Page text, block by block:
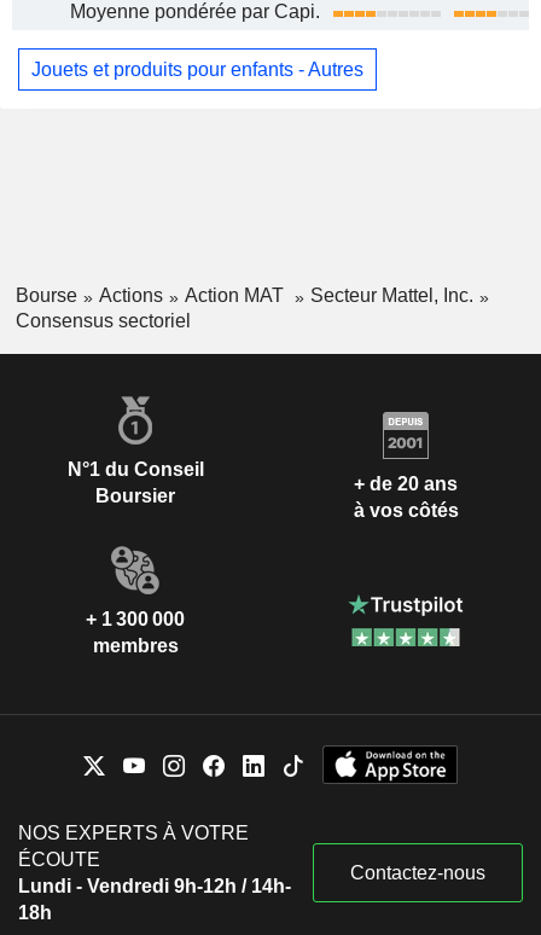
Moyenne pondérée par Capi.
Jouets et produits pour enfants - Autres
Bourse Actions Action MAT
Secteur Mattel, Inc.
Consensus sectoriel
N°1 du Conseil
Boursier
+ de 20 ans
à vos côtés
+ 1 300 000
membres
NOS EXPERTS À VOTRE
ÉCOUTE
Lundi - Vendredi 9h-12h / 14h-
18h
Contactez-nous